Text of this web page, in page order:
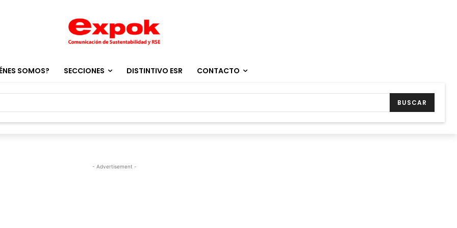
SOMOS? SECCIONES DISTINTIVO ESR CONTACTO
BUSCAR
- Advertisement -